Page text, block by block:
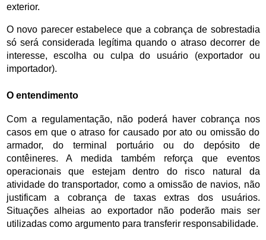
exterior.
O novo parecer estabelece que a cobrança de sobrestadia
só será considerada legítima quando o atraso decorrer de
interesse, escolha ou culpa do usuário (exportador ou
importador).
O entendimento
Com a regulamentação, não poderá haver cobrança nos
casos em que o atraso for causado por ato ou omissão do
armador, do terminal portuário ou do depósito de
contêineres. A medida também reforça que eventos
operacionais que estejam dentro do risco natural da
atividade do transportador, como a omissão de navios, não
justificam a cobrança de taxas extras dos usuários.
Situações alheias ao exportador não poderão mais ser
utilizadas como argumento para transferir responsabilidade.